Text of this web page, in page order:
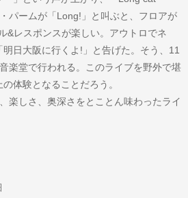
パームが「Long!」と叫ぶと、フロアが
&レスポンスが楽しい。アウトロでネ
日大阪に行くよ!」と告げた。そう、11
楽堂で行われる。このライブを野外で堪
体験となることだろう。
楽しさ、奥深さをとことん味わったライ